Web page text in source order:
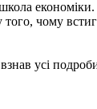
чому
взнав усі